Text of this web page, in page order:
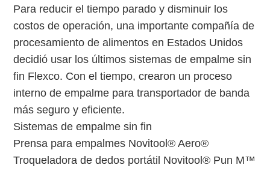
Para reducir el tiempo parado y disminuir los
costos de operación, una importante compañía de
procesamiento de alimentos en Estados Unidos
decidió usar los últimos sistemas de empalme sin
fin Flexco. Con el tiempo, crearon un proceso
interno de empalme para transportador de banda
más seguro y eficiente.
Sistemas de empalme sin fin
Prensa para empalmes Novitool® Aero®
Troqueladora de dedos portátil Novitool® Pun M™